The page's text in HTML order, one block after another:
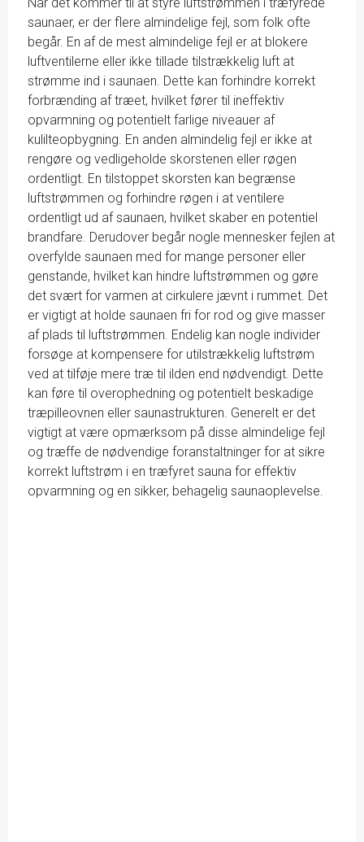
saunaer, er der flere almindelige fejl, som folk ofte
begår. En af de mest almindelige fejl er at blokere
luftventilerne eller ikke tillade tilstrækkelig luft at
strømme ind i saunaen. Dette kan forhindre korrekt
forbrænding af træet, hvilket fører til ineffektiv
opvarmning og potentielt farlige niveauer af
kulilteopbygning. En anden almindelig fejl er ikke at
rengøre og vedligeholde skorstenen eller røgen
ordentligt. En tilstoppet skorsten kan begrænse
luftstrømmen og forhindre røgen i at ventilere
ordentligt ud af saunaen, hvilket skaber en potentiel
brandfare. Derudover begår nogle mennesker fejlen at
overfylde saunaen med for mange personer eller
genstande, hvilket kan hindre luftstrømmen og gøre
det svært for varmen at cirkulere jævnt i rummet. Det
er vigtigt at holde saunaen fri for rod og give masser
af plads til luftstrømmen. Endelig kan nogle individer
forsøge at kompensere for utilstrækkelig luftstrøm
ved at tilføje mere træ til ilden end nødvendigt. Dette
kan føre til overophedning og potentielt beskadige
træpilleovnen eller saunastrukturen. Generelt er det
vigtigt at være opmærksom på disse almindelige fejl
og træffe de nødvendige foranstaltninger for at sikre
korrekt luftstrøm i en træfyret sauna for effektiv
opvarmning og en sikker, behagelig saunaoplevelse.